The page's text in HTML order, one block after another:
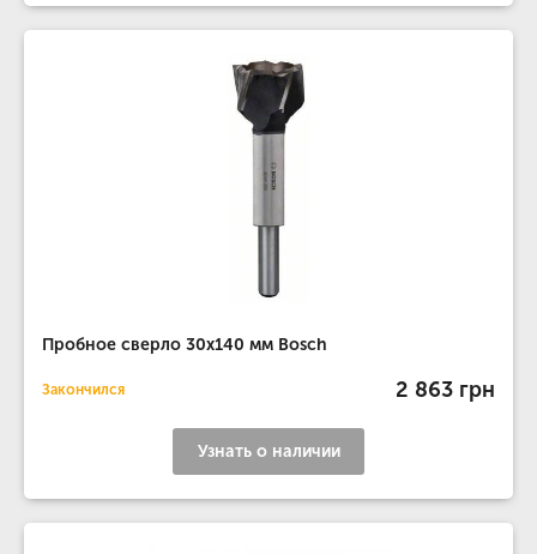
Пробное сверло 30x140 мм Bosch
Закончился 2 863 грн
Узнать о наличии